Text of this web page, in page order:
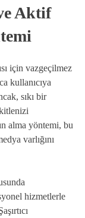
Aktif
için vazgeçilmez
kullanıcıya
sıkı bir
alma yöntemi, bu
varlığını
hizmetlerle